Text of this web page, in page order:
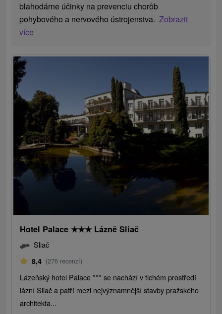
blahodárne účinky na prevenciu chorôb
pohybového a nervového ústrojenstva.Zobrazit
více
Hotel Palace ★★★ Lázně Sliač
Sliač
8,4 (276 recenzí)
Lázeňský hotel Palace *** se nachází v tichém prostředí
lázní Sliač a patří mezi nejvýznamnější stavby pražského
architekta...